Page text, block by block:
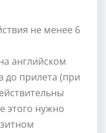
не менее 6
английском
до прилета (при
этого нужно